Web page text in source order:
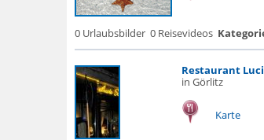
0 Urlaubsbilder 0 Reisevideos
Restaurant
in Görlitz
Karte